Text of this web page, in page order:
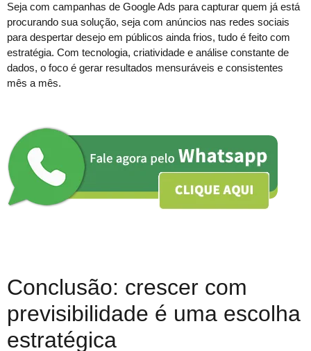
Seja com campanhas de Google Ads para capturar quem já está
procurando sua solução, seja com anúncios nas redes sociais
para despertar desejo em públicos ainda frios, tudo é feito com
estratégia. Com tecnologia, criatividade e análise constante de
dados, o foco é gerar resultados mensuráveis e consistentes
mês a mês.
Conclusão: crescer com
previsibilidade é uma escolha
estratégica